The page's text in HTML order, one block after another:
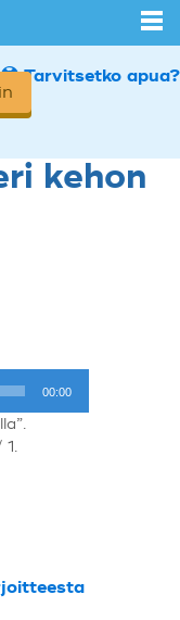
Tarvitsetko apua?
kehon
00:00
1.